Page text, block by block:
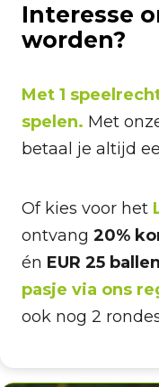
Interesse
worden?
Met 1
spelen. Met
betaal je altijd
Of kies voor het
ontvang 20%
én EUR 25
pasje via ons
ook nog 2